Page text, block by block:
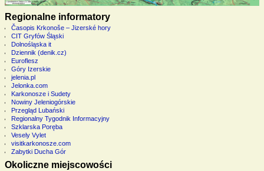
Regionalne informatory
Časopis Krkonoše – Jizerské hory
CIT Gryfów Śląski
Dolnośląska it
Dziennik (denik.cz)
Euroflesz
Góry Izerskie
jelenia.pl
Jelonka.com
Karkonosze i Sudety
Nowiny Jeleniogórskie
Przegląd Lubański
Regionalny Tygodnik Informacyjny
Szklarska Poręba
Vesely Vylet
visitkarkonosze.com
Zabytki Ducha Gór
Okoliczne miejscowości